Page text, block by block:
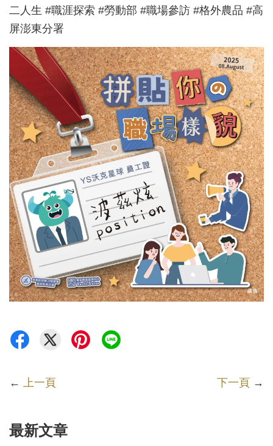
二人生 #職涯探索 #勞動部 #職場參訪 #格外農品 #高
屏澎東分署
← 上一頁 下一頁 →
最新文章